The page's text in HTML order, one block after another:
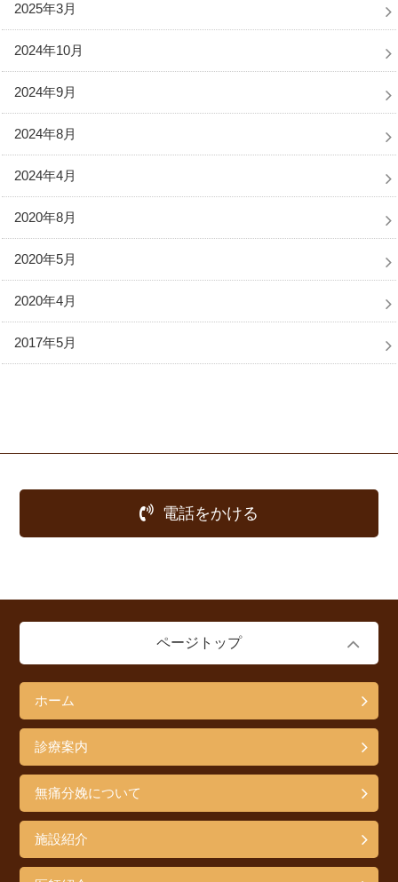
2025年3月
2024年10月
2024年9月
2024年8月
2024年4月
2020年8月
2020年5月
2020年4月
2017年5月
電話をかける
ページトップ
ホーム
診療案内
無痛分娩について
施設紹介